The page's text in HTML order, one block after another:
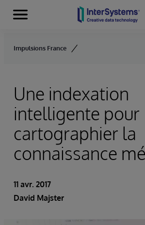
Skip to content
Menu
Impulsions France
Une indexation
intelligente pour
cartographier la
connaissance
11 avr. 2017
David Majster